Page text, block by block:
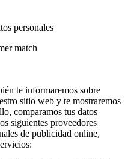
personales
match
te informaremos sobre
sitio web y te mostraremos
comparamos tus datos
siguientes proveedores
de publicidad online,